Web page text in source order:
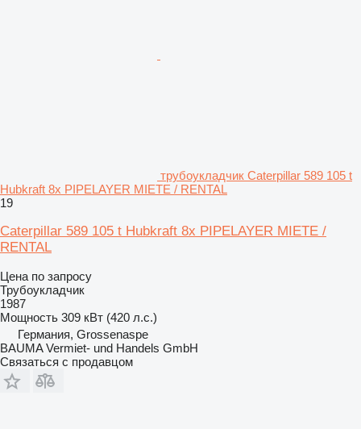
трубоукладчик Caterpillar 589 105 t
Hubkraft 8x PIPELAYER MIETE / RENTAL
19
Caterpillar 589 105 t Hubkraft 8x PIPELAYER MIETE /
RENTAL
Цена по запросу
Трубоукладчик
1987
Мощность 309 кВт (420 л.с.)
Германия, Grossenaspe
BAUMA Vermiet- und Handels GmbH
Связаться с продавцом